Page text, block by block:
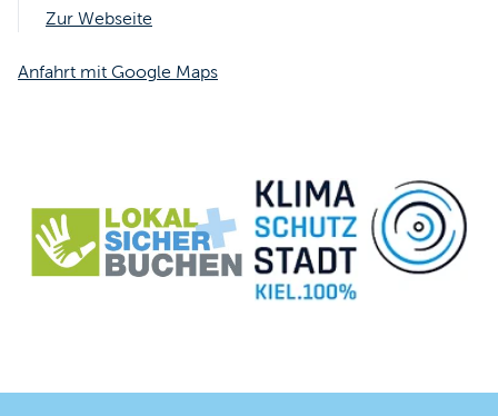
Zur Webseite
Anfahrt mit Google Maps